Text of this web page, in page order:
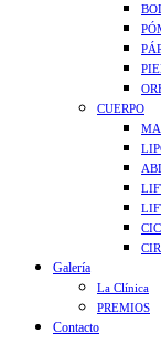
CUERPO
Galería
La Clínica
PREMIOS
Contacto